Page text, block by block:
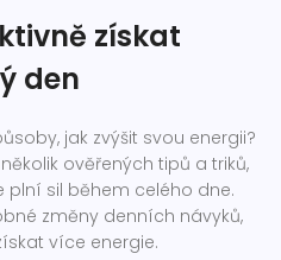
získat
den
jak zvýšit svou energii?
ověřených tipů a triků,
sil během celého dne.
změny denních návyků,
více energie.